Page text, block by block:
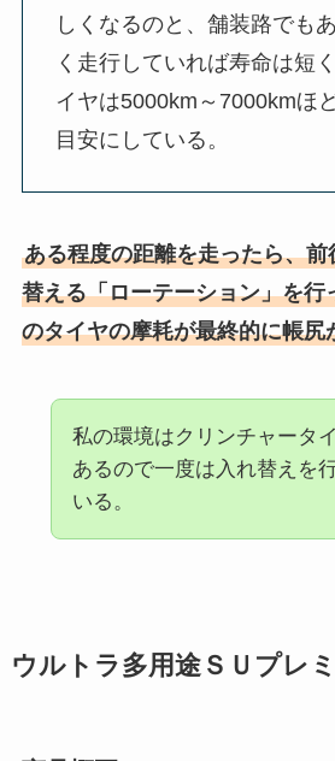
しくなるのと、舗装路でも
く走行していれば寿命は短
イヤは5000km～7000kmほ
目安にしている。
ある程度の距離を走ったら、
替える「ローテーション」を行
のタイヤの摩耗が最終的に帳尻
私の環境はクリンチャータ
あるので一度は入れ替えを
いる。
ウルトラ多用途ＳＵプレ